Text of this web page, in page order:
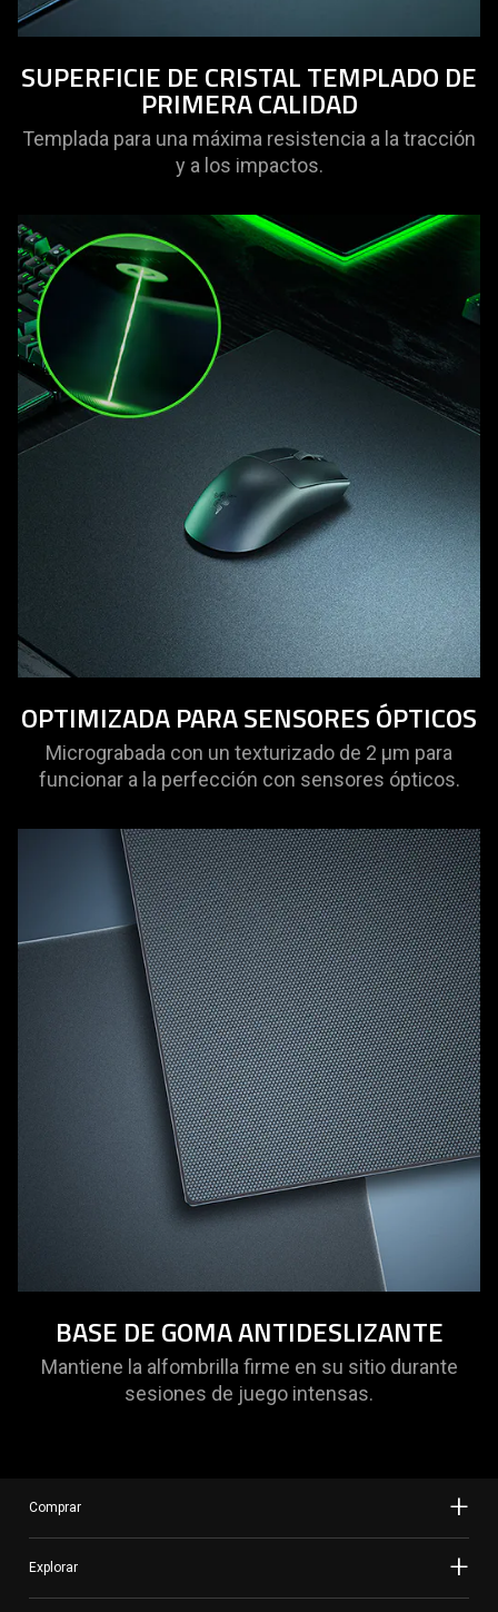
SUPERFICIE DE CRISTAL TEMPLADO DE
PRIMERA CALIDAD
Templada para una máxima resistencia a la tracción
y a los impactos.
OPTIMIZADA PARA SENSORES ÓPTICOS
Micrograbada con un texturizado de 2 μm para
funcionar a la perfección con sensores ópticos.
BASE DE GOMA ANTIDESLIZANTE
Mantiene la alfombrilla firme en su sitio durante
sesiones de juego intensas.
Comprar
Explorar